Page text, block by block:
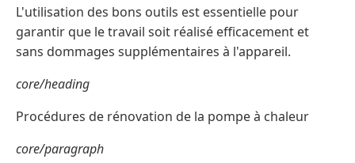
L'utilisation des bons outils est essentielle pour
garantir que le travail soit réalisé efficacement et
sans dommages supplémentaires à l'appareil.
core/heading
Procédures de rénovation de la pompe à chaleur
core/paragraph